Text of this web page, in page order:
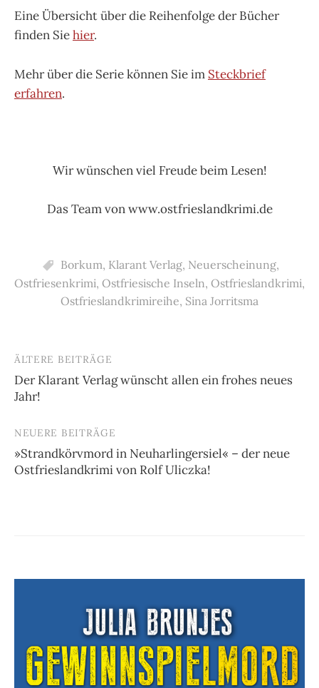
Eine Übersicht über die Reihenfolge der Bücher
finden Siehier.
Mehr über die Serie können Sie im Steckbrief
erfahren.
Wir wünschen viel Freude beim Lesen!
Das Team von www.ostfrieslandkrimi.de
Borkum, Klarant Verlag, Neuerscheinung,
Ostfriesenkrimi, Ostfriesische Inseln, Ostfrieslandkrimi,
Ostfrieslandkrimireihe, Sina Jorritsma
Beitragsnavigation
ÄLTERE BEITRÄGE
Der Klarant Verlag wünscht allen ein frohes neues
Jahr!
NEUERE BEITRÄGE
»Strandkörvmord in Neuharlingersiel« – der neue
Ostfrieslandkrimi von Rolf Uliczka!